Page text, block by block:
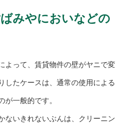
みやにおいなどの
よって、賃貸物件の壁がヤニで変
したケースは、通常の使用による
が一般的です。
ないきれないぶんは、クリーニン